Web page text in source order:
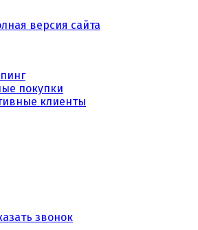
версия сайта
покупки
клиенты
звонок